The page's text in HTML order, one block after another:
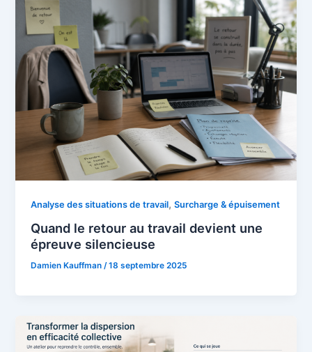
Analyse des situations de travail,Surcharge & épuisement
Quand le retour au travail devient une
épreuve silencieuse
Damien Kauffman/18 septembre 2025